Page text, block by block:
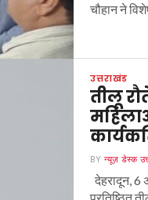
चौहान ने
उत्तराखंड
तीलू
BYन्यूज़ डेस्क
देहरादून, 6